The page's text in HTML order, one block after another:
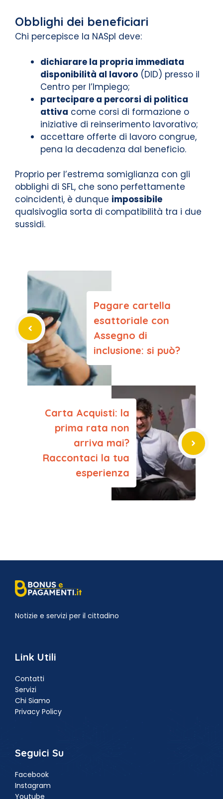
Obblighi dei beneficiari
Chi percepisce la NASpI deve:
dichiarare la propria immediata
disponibilità al lavoro (DID) presso il
Centro per l’Impiego;
partecipare a percorsi di politica
attiva come corsi di formazione o
iniziative di reinserimento lavorativo;
accettare offerte di lavoro congrue,
pena la decadenza dal beneficio.
Proprio per l’estrema somiglianza con gli
obblighi di SFL, che sono perfettamente
coincidenti, è dunque impossibile
qualsivoglia sorta di compatibilità tra i due
sussidi.
Pagare cartella
esattoriale con
Assegno di
inclusione: si può?
Carta Acquisti: la
prima rata non
arriva mai?
Raccontaci la tua
esperienza
Notizie e servizi per il cittadino
Link Utili
Contatti
Servizi
Chi Siamo
Privacy Policy
Seguici Su
Facebook
Instagram
Youtube